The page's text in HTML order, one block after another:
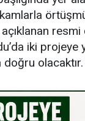
iki
olacaktır.